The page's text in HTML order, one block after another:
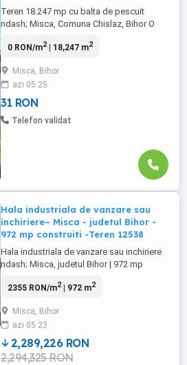
Teren 18.247 mp cu balta de pescuit
ndash; Misca, Comuna Chislaz, Bihor O
zona linistita, aproape de natura, la doar
Terenul este imprejmuit si include o balta
de pescuit cu luciu de apa de aproximativ
3.500 mp, perfect ...
0 RON/m2| 18,247 m2
Misca, Bihor
azi 05:25
31 RON
Telefon validat
Hala industriala de vanzare sau
inchiriere– Misca - judetul Bihor -
972 mp construiti -Teren 12538
Hala industriala de vanzare sau inchiriere
ndash; Misca, judetul Bihor | 972 mp
complete DISPONIBILITATE SI PENTRU
unica de investitie Va prezentam spre
vanzare o hala industriala situata in
localitatea Misca, judetul Bihor, ...
2355 RON/m2| 972 m2
Misca, Bihor
azi 05:23
2,289,226 RON
2,294,325 RON